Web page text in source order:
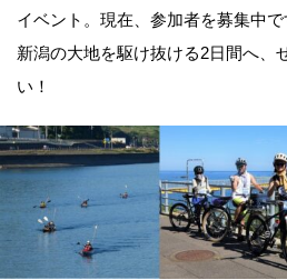
イベント。現在、参加者を募集中で
新潟の大地を駆け抜ける2日間へ、
い！